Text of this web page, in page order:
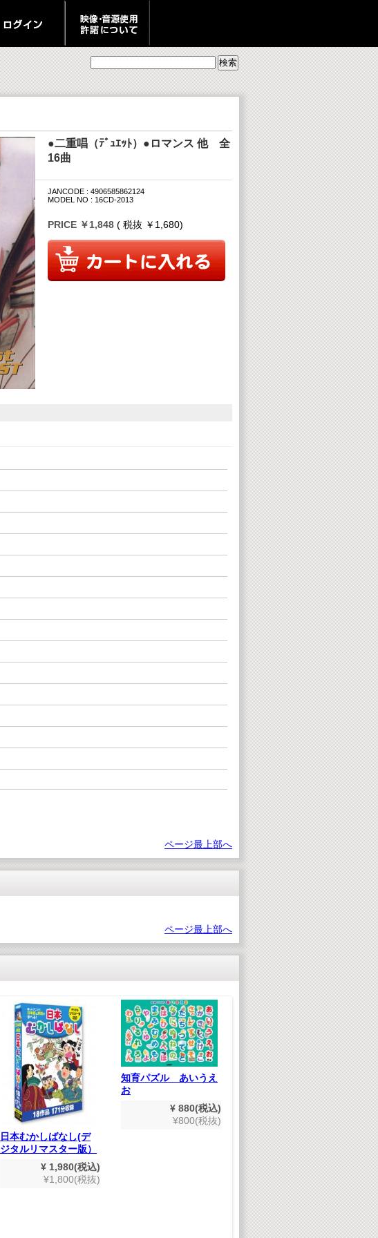
●二重唱（ﾃﾞｭｴｯﾄ）●ロマンス 他 全
16曲
JANCODE : 4906585862124
MODEL NO : 16CD-2013
PRICE ￥1,848 ( 税抜 ￥1,680)
ページ最上部へ
ページ最上部へ
日本むかしばなし(デ
ジタルリマスター版）
¥ 1,980(税込)
¥1,800(税抜)
知育パズル あいうえ
お
¥ 880(税込)
¥800(税抜)
世界遺産 大全集
DVD100枚セット
¥ 19,800(税込)
¥18,000(税抜)
き